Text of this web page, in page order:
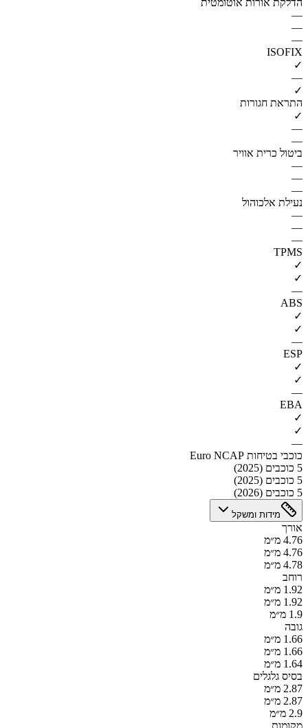
—
—
—
ISOFIX
✓
—
✓
התראת חגורות
✓
—
—
ביטול כרית אוויר
—
—
—
נעילת אלכוהול
—
—
—
TPMS
✓
✓
—
ABS
✓
✓
—
ESP
✓
✓
—
EBA
✓
✓
—
כוכבי בטיחות Euro NCAP
5 כוכבים (2025)
5 כוכבים (2025)
5 כוכבים (2026)
מידות ומשקל
אורך
4.76 מ״מ
4.76 מ״מ
4.78 מ״מ
רוחב
1.92 מ״מ
1.92 מ״מ
1.9 מ״מ
גובה
1.66 מ״מ
1.66 מ״מ
1.64 מ״מ
בסיס גלגלים
2.87 מ״מ
2.87 מ״מ
2.9 מ״מ
מקומות